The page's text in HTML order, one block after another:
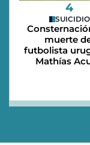
4
SUICIDIO
muerte
futbolista
Mathías